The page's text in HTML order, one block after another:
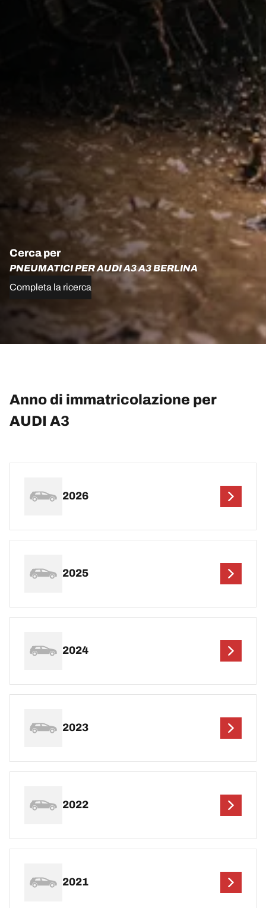
Cerca per
PNEUMATICI PER AUDI A3 A3 BERLINA
Completa la ricerca
Anno di immatricolazione per
AUDI A3
2026
2025
2024
2023
2022
2021